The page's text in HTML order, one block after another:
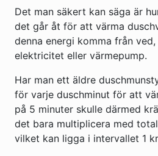
Det man säkert kan säga är
det går åt för att värma
denna energi komma från
elektricitet eller värmepump.
Har man ett äldre
för varje duschminut för att
på 5 minuter skulle därmed
det bara multiplicera med
vilket kan ligga i intervallet 1